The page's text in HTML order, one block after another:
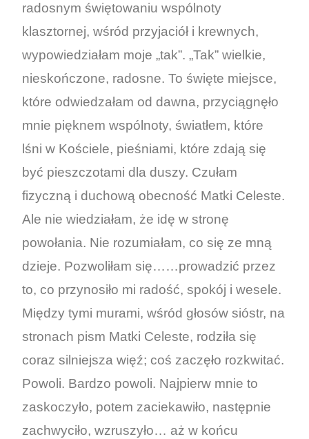
radosnym świętowaniu wspólnoty
klasztornej, wśród przyjaciół i krewnych,
wypowiedziałam moje „tak”. „Tak” wielkie,
nieskończone, radosne. To święte miejsce,
które odwiedzałam od dawna, przyciągnęło
mnie pięknem wspólnoty, światłem, które
lśni w Kościele, pieśniami, które zdają się
być pieszczotami dla duszy. Czułam
fizyczną i duchową obecność Matki Celeste.
Ale nie wiedziałam, że idę w stronę
powołania. Nie rozumiałam, co się ze mną
dzieje. Pozwoliłam się……prowadzić przez
to, co przynosiło mi radość, spokój i wesele.
Między tymi murami, wśród głosów sióstr, na
stronach pism Matki Celeste, rodziła się
coraz silniejsza więź; coś zaczęło rozkwitać.
Powoli. Bardzo powoli. Najpierw mnie to
zaskoczyło, potem zaciekawiło, następnie
zachwyciło, wzruszyło… aż w końcu